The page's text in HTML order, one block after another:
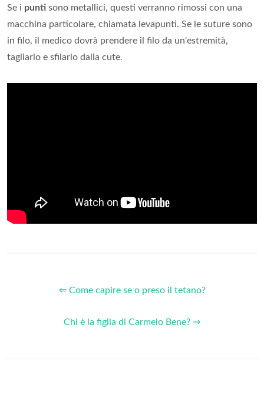
Se i punti sono metallici, questi verranno rimossi con una
macchina particolare, chiamata levapunti. Se le suture sono
in filo, il medico dovrà prendere il filo da un'estremità,
tagliarlo e sfilarlo dalla cute.
⇐ Come capire se o preso il tetano?
Chi è la figlia di Carmelo Bene? ⇒